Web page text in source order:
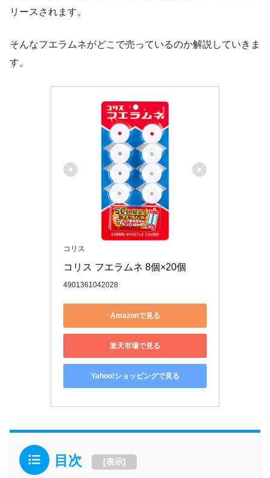
リースされます。
そんなフエラムネがどこで売っているのか解説していきま
す。
コリス
コリス フエラムネ 8個×20個
4901361042028
Amazonで見る
楽天市場で見る
Yahoo!ショッピングで見る
目次 [表示]